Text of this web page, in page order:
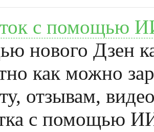
с помощью
нового Дзен
как можно
отзывам,
с помощью